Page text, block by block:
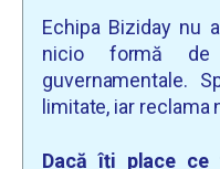
Echipa Biziday nu
nicio formă de
guvernamentale.
limitate, iar reclama
Dacă îți place